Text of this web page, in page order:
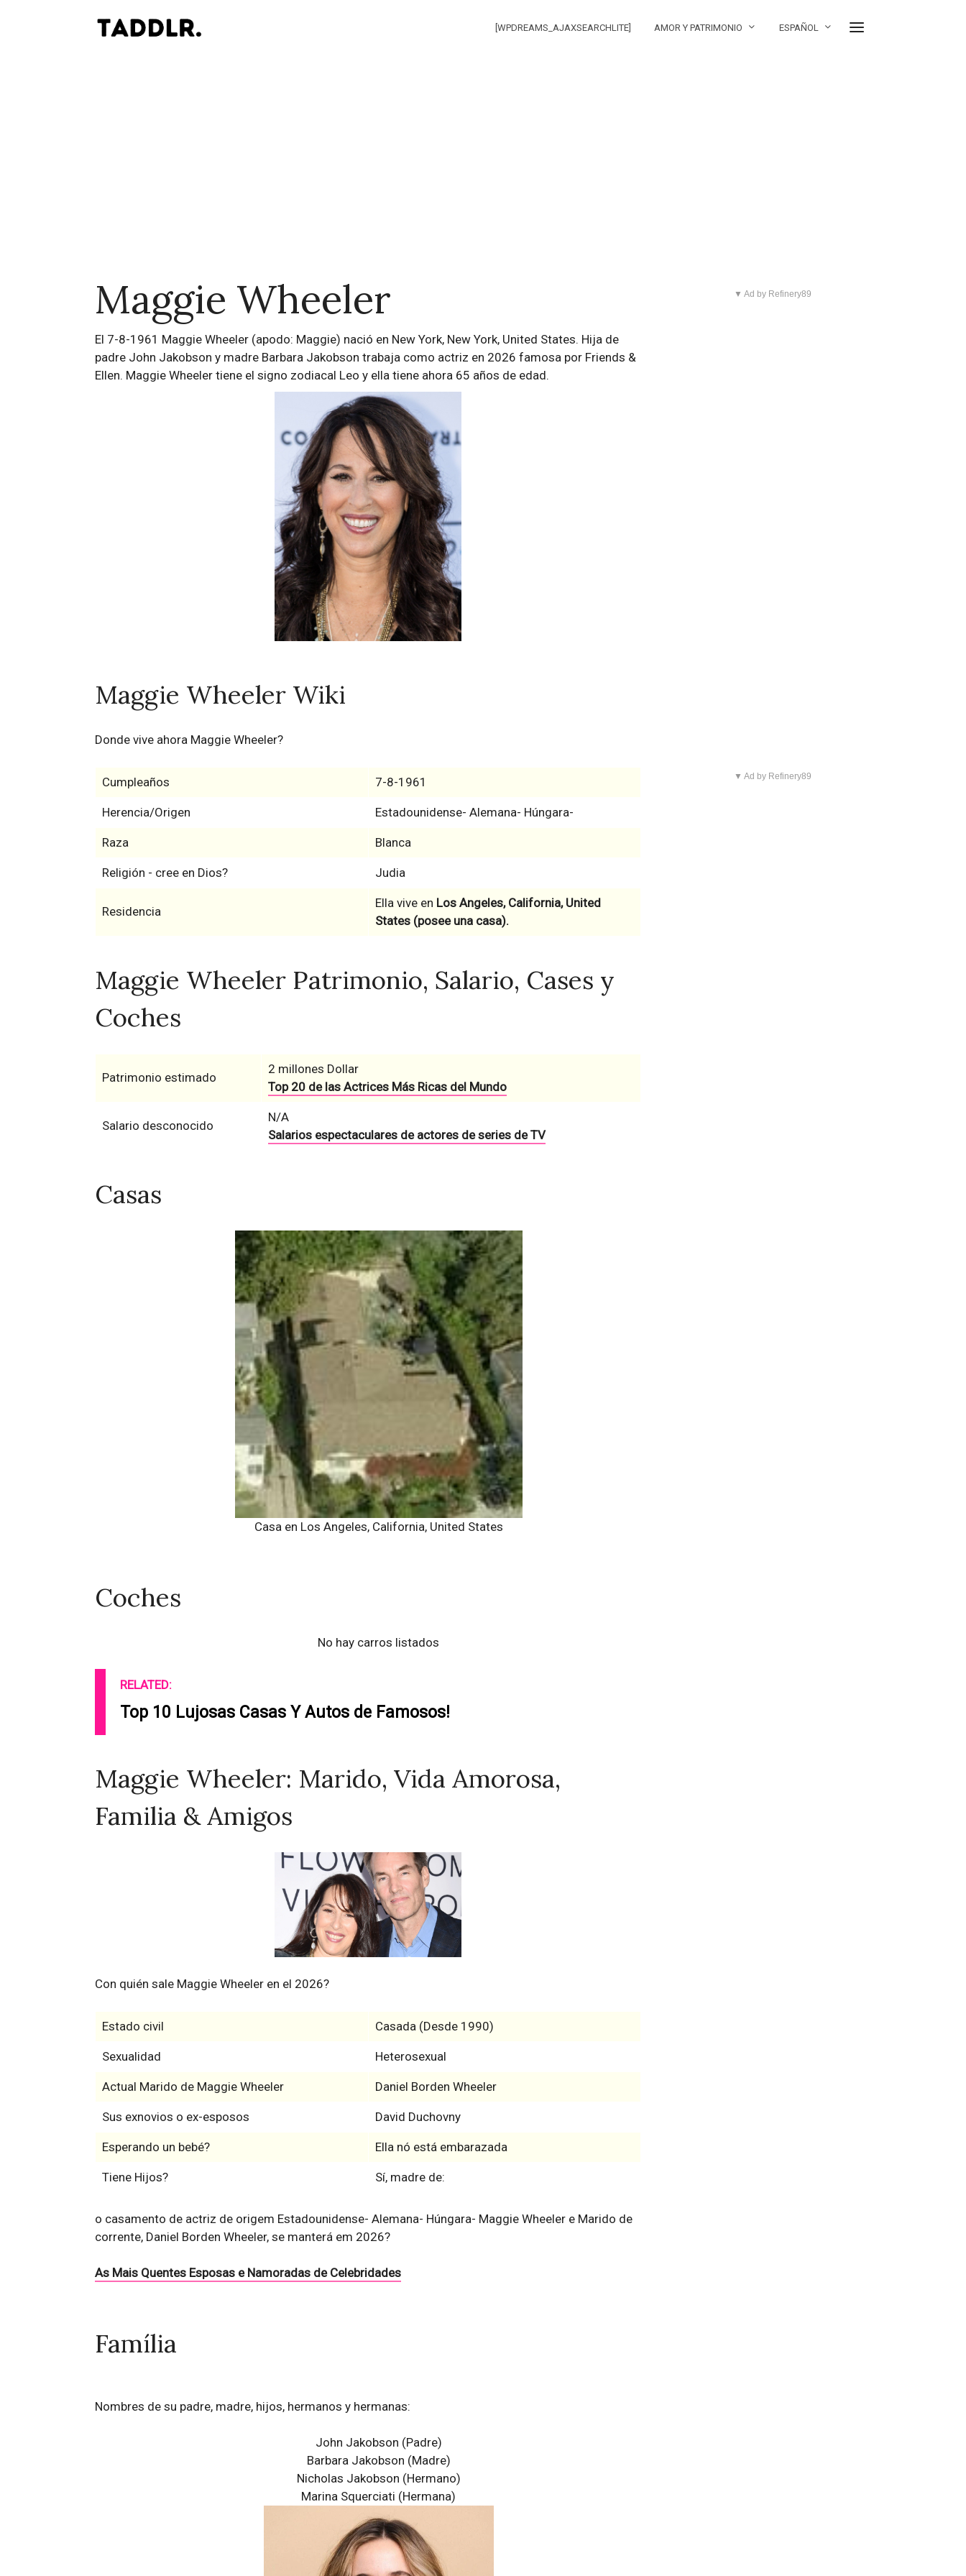
[WPDREAMS_AJAXSEARCHLITE] AMOR Y PATRIMONIO ESPAÑOL
Maggie Wheeler
El 7-8-1961 Maggie Wheeler (apodo: Maggie) nació en New York, New York, United States. Hija de
padre John Jakobson y madre Barbara Jakobson trabaja como actriz en 2026 famosa por Friends &
Ellen. Maggie Wheeler tiene el signo zodiacal Leo y ella tiene ahora 65 años de edad.
Maggie Wheeler Wiki
Donde vive ahora Maggie Wheeler?
Cumpleaños 7-8-1961
Herencia/Origen Estadounidense- Alemana- Húngara-
Raza Blanca
Religión - cree en Dios? Judia
Residencia
Ella vive en Los Angeles, California, United
States (posee una casa).
Maggie Wheeler Patrimonio, Salario, Cases y
Coches
Patrimonio estimado
2 millones Dollar
Top 20 de las Actrices Más Ricas del Mundo
Salario desconocido
N/A
Salarios espectaculares de actores de series de TV
Casas
Casa en Los Angeles, California, United States
Coches
No hay carros listados
RELATED:
Top 10 Lujosas Casas Y Autos de Famosos!
Maggie Wheeler: Marido, Vida Amorosa,
Familia & Amigos
Con quién sale Maggie Wheeler en el 2026?
Estado civil Casada (Desde 1990)
Sexualidad Heterosexual
Actual Marido de Maggie Wheeler Daniel Borden Wheeler
Sus exnovios o ex-esposos David Duchovny
Esperando un bebé? Ella nó está embarazada
Tiene Hijos? Sí, madre de:
o casamento de actriz de origem Estadounidense- Alemana- Húngara- Maggie Wheeler e Marido de
corrente, Daniel Borden Wheeler, se manterá em 2026?
As Mais Quentes Esposas e Namoradas de Celebridades
Família
Nombres de su padre, madre, hijos, hermanos y hermanas:
John Jakobson (Padre)
Barbara Jakobson (Madre)
Nicholas Jakobson (Hermano)
Marina Squerciati (Hermana)
▼ Ad by Refinery89
▼ Ad by Refinery89